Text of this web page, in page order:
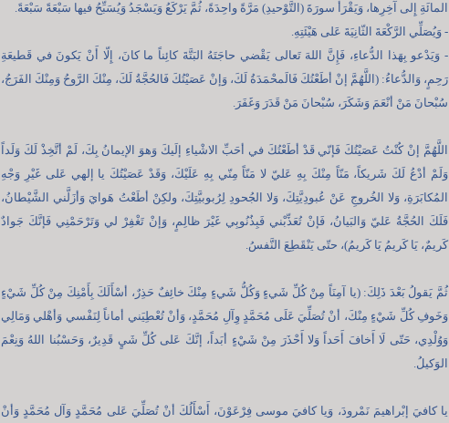
المائَةِ إِلى آخِرِها، وَيَقْرَأُ سورَةَ (التَّوْحيدِ) مَرَّةً واحِدَةً، ثُمَّ يَرْكَعُ وَيَسْجَدُ وَيُسَبِّحُ فيها سَبْعَةً سَبْعَةً.
- وَيُصَلِّي الرَّكْعَةَ الثّانِيَةَ عَلى هَيْئَتِهِ.
- وَيَدْعو بِهَذا الدُّعاءِ، فَإِنَّ اللهَ تَعالى يَقْضي حاجَتَهُ البَتَّةَ كائِناً ما كانَ، إِلّا أَنْ يَكونَ في قَطيعَةِ
رَحِمٍ، وَالدُّعاءُ: (اللَّهُمَّ إنْ أطَعْتُكَ فَالَمحْمَدَةُ لَكَ، وَإنْ عَصَيْتُكَ فَالحُجَّةُ لَكَ، مِنْكَ الرَّوحُ وَمِنْكَ الفَرَجُ،
سُبْحانَ مَنْ أنْعَمَ وَشَكَرَ، سُبْحانَ مَنْ قَدَرَ وَغَفَرَ.
اللَّهُمَّ إنْ كُنْتُ عَصَيْتُكَ فَإنّي قَدْ أطَعْتُكَ في أحَبِّ الاشْياءِ إلَيكَ وَهوَ الإيمانُ بِكَ، لَمْ أتَّخِذْ لَكَ وَلَداً
وَلَمْ أدْعُ لَكَ شَريكاً، مَنّاً مِنْكَ بِهِ عَليّ لا مَنّاً مِنّي بِهِ عَلَيْكَ، وَقَدْ عَصَيْتُكَ يا إلهي عَلى غَيْرِ وَجْهِ
المُكابَرَةِ، وَلا الخُروجِ عَنْ عُبودِيَّتِكَ، وَلا الجُحودِ لِرُبوبيَّتِكَ، ولكِنْ أطَعْتُ هَوايَ وَأزَلَّني الشَّيْطانُ،
فَلَكَ الحُجَّةُ عَليّ وَالبَيانُ، فَإنْ تُعَذِّبْني فَبِذُنُوبِي غَيْرَ ظالِمٍ، وَإنْ تَغْفِرْ لي وَتَرْحَمْنِي فَإنَّكَ جَوادٌ
كَريمٌ، يَا كَريمُ يَا كَريمُ)، حتّى يَنْقَطِعَ النَّفسُ.
ثُمَّ يَقولُ بَعْدَ ذَلِكَ: (يا آمِنَاً مِنْ كُلِّ شَيءٍ وَكُلُّ شَيءٍ مِنْكَ خائِفٌ حَذِرٌ، أسْأَلَكَ بِأَمْنِكَ مِنْ كُلِّ شَيْءٍ
وَخَوفِ كُلِّ شَيْءٍ مِنْكَ، أنْ تُصَلِّيَ عَلَى مُحَمَّدٍ وِآلِ مُحَمَّدٍ، وَأنْ تُعْطِيَني أماناً لِنَفْسي وَأهْلي وَمَالِي
وَوُلْدِي، حَتّى لَا أَخافَ أَحَداً وَلا أَحْذَرَ مِنْ شَيْءٍ أبَداً، إنَّكَ عَلى كُلِّ شَيٍ قَدِيرٌ، وَحَسْبُنا اللهُ وَنِعْمَ
الوَكيلُ.
يا كافيَ إبْراهيمَ نَمْرودَ، وَيا كافيَ موسى فِرْعَوْنَ، أَسْأَلُكَ أنْ تُصَلِّيَ عَلى مُحَمَّدٍ وَآل مُحَمَّدٍ وَأنْ